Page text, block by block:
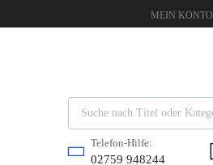
MEIN KONTO
Telefon-Hilfe:
02759 948244